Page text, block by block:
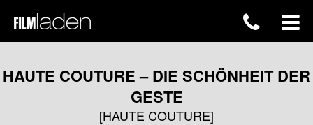
HAUTE COUTURE – DIE SCHÖNHEIT DER
GESTE
[HAUTE COUTURE]